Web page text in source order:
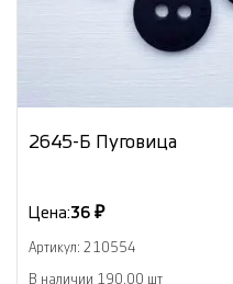
2645-Б Пуговица
Цена:36 ₽
Артикул: 210554
В наличии 190.00 шт